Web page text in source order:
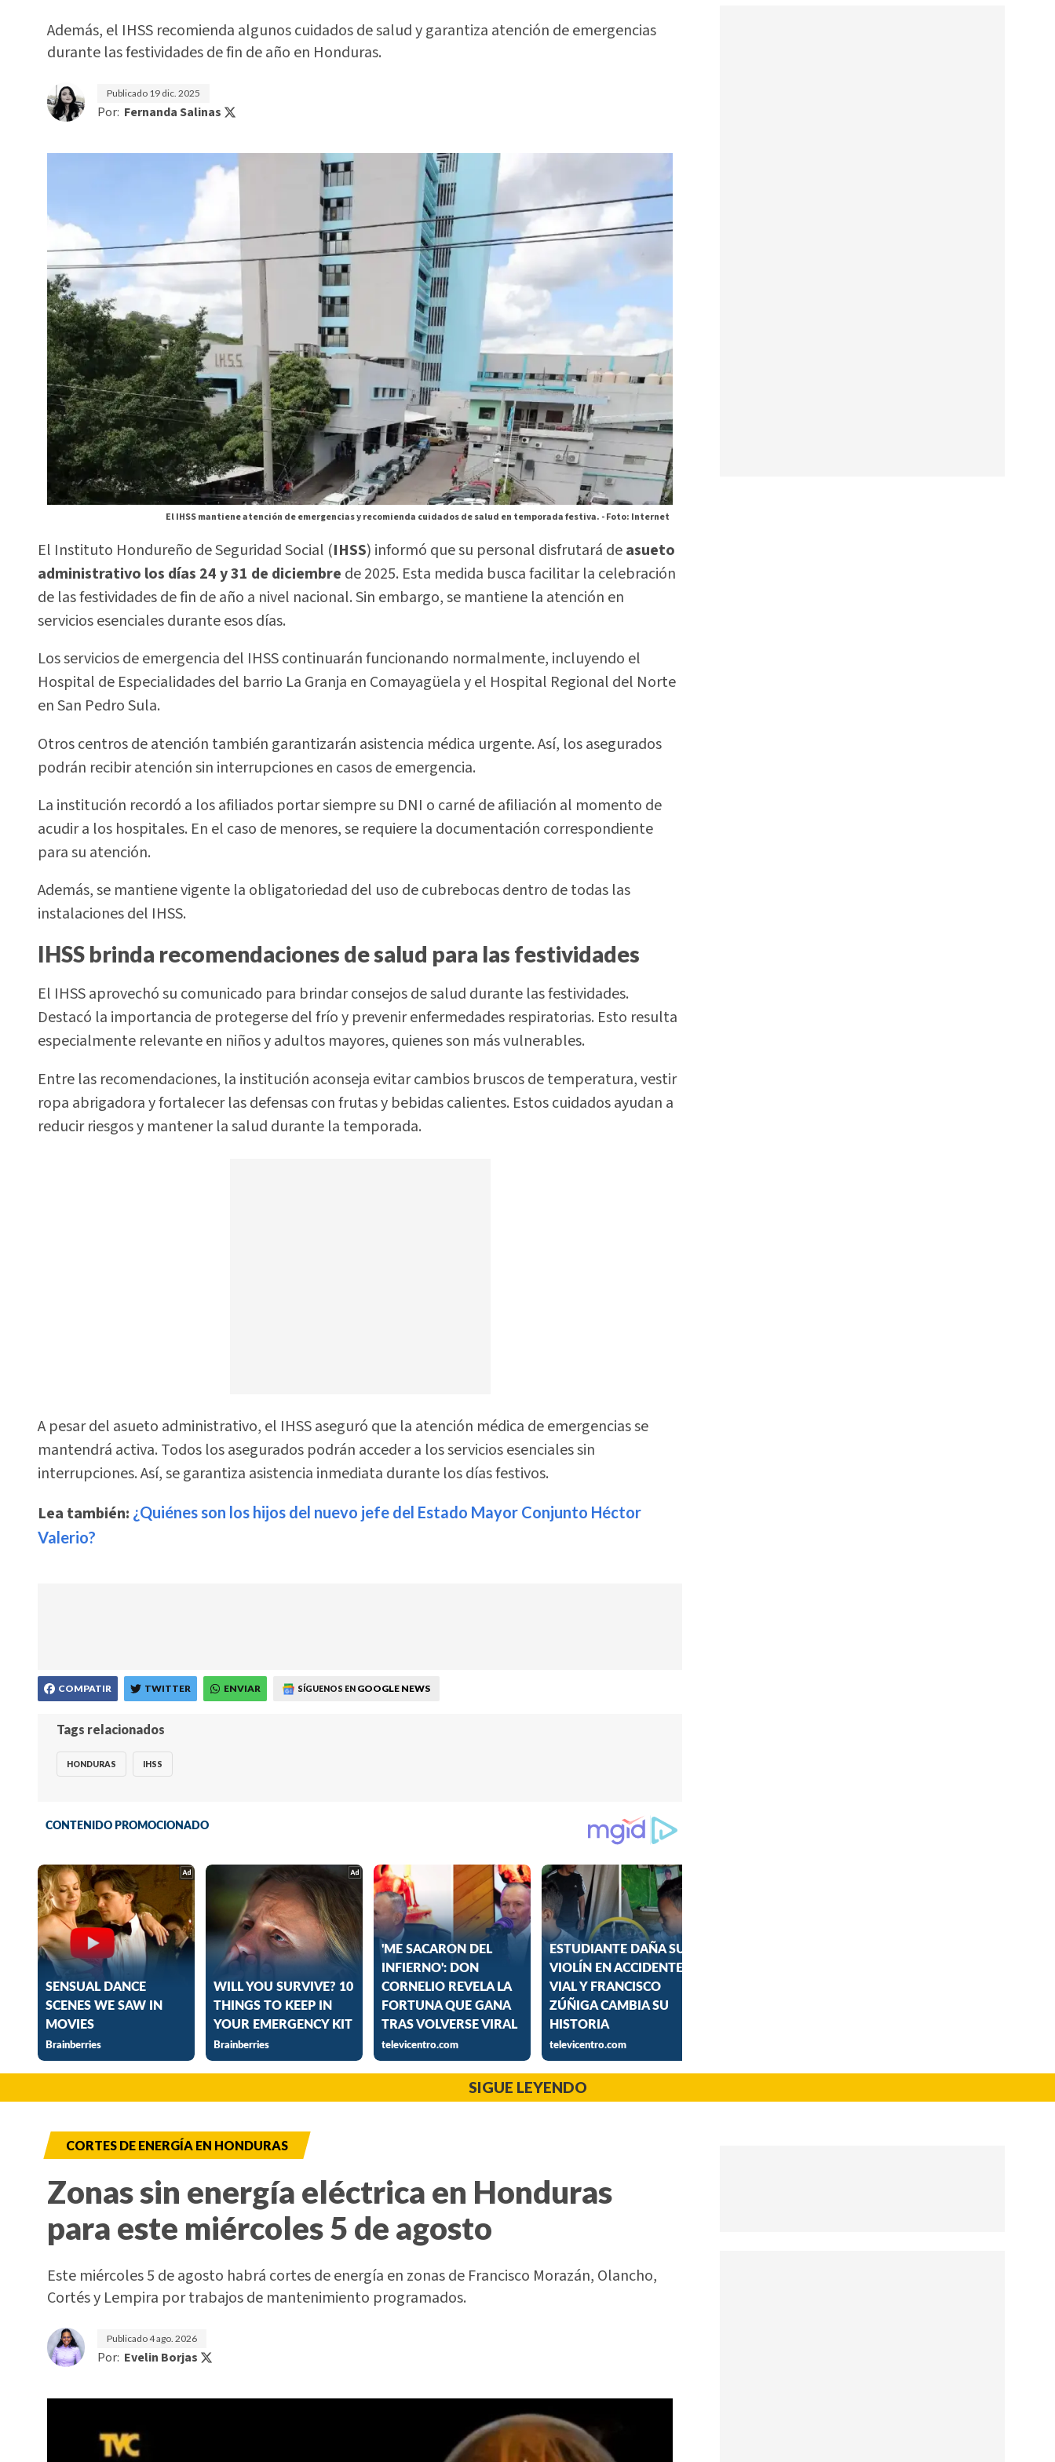
Además, el IHSS recomienda algunos cuidados de salud y garantiza atención de emergencias
durante las festividades de fin de año en Honduras.
Publicado 19 dic. 2025
Por: Fernanda Salinas
El IHSS mantiene atención de emergencias y recomienda cuidados de salud en temporada festiva. -Foto: Internet
El Instituto Hondureño de Seguridad Social (IHSS) informó que su personal disfrutará deasueto
administrativo los días 24 y 31 de diciembre de 2025. Esta medida busca facilitar la celebración
de las festividades de fin de año a nivel nacional. Sin embargo, se mantiene la atención en
servicios esenciales durante esos días.
Los servicios de emergencia del IHSS continuarán funcionando normalmente, incluyendo el
Hospital de Especialidades del barrio La Granja en Comayagüela y el Hospital Regional del Norte
en San Pedro Sula.
Otros centros de atención también garantizarán asistencia médica urgente. Así, los asegurados
podrán recibir atención sin interrupciones en casos de emergencia.
La institución recordó a los afiliados portar siempre su DNI o carné de afiliación al momento de
acudir a los hospitales. En el caso de menores, se requiere la documentación correspondiente
para su atención.
Además, se mantiene vigente la obligatoriedad del uso de cubrebocas dentro de todas las
instalaciones del IHSS.
IHSS brinda recomendaciones de salud para las festividades
El IHSS aprovechó su comunicado para brindar consejos de salud durante las festividades.
Destacó la importancia de protegerse del frío y prevenir enfermedades respiratorias. Esto resulta
especialmente relevante en niños y adultos mayores, quienes son más vulnerables.
Entre las recomendaciones, la institución aconseja evitar cambios bruscos de temperatura, vestir
ropa abrigadora y fortalecer las defensas con frutas y bebidas calientes. Estos cuidados ayudan a
reducir riesgos y mantener la salud durante la temporada.
A pesar del asueto administrativo, el IHSS aseguró que la atención médica de emergencias se
mantendrá activa. Todos los asegurados podrán acceder a los servicios esenciales sin
interrupciones. Así, se garantiza asistencia inmediata durante los días festivos.
Lea también: ¿Quiénes son los hijos del nuevo jefe del Estado Mayor Conjunto Héctor
Valerio?
COMPATIR TWITTER ENVIAR SÍGUENOS EN GOOGLE NEWS
Tags relacionados
HONDURAS IHSS
SIGUE LEYENDO
CORTES DE ENERGÍA EN HONDURAS
Zonas sin energía eléctrica en Honduras
para este miércoles 5 de agosto
Este miércoles 5 de agosto habrá cortes de energía en zonas de Francisco Morazán, Olancho,
Cortés y Lempira por trabajos de mantenimiento programados.
Publicado4 ago. 2026
Por: Evelin Borjas